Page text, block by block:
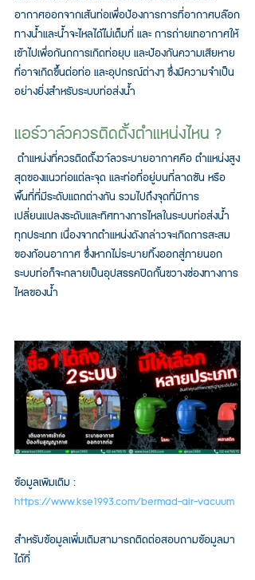
อากาศออกจากเส้นท่อเพื่อป้องการการที่อากาศบล๊อก
ทางน้ำและน้ำจะไหลได้ไม่เต็มที่ และ การถ่ายเทอากาศให้
เข้าไปเพื่อกันกการเกิดท่อยุบ และป้องกันความเสียหาย
ที่อาจเกิดขึ้นต่อท่อ และอุปกรณ์ต่างๆ ซึ่งมีความจำเป็น
อย่างยิ่งสำหรับระบบท่อส่งน้ำ
แอร์วาล์วควรติดตั้งตำแหน่งไหน ?
สุุดของแนวท่อแต่ละจุด และท่อที่อยู่บนที่ลาดชัน หรือ
พื้นที่ที่มีระดับแตกต่างกัน รวมไปถึงจุดที่มีการ
เปลี่ยนแปลงระดับและทิศทางการไหลในระบบท่อส่งน้ำ
ทุกประเภท เนื่องจากตำแหน่งดังกล่าวจะเกิดการสะสม
ของก้อนอากาศ ซึ่งหากไม่ระบายทิ้งออกสู่ภายนอก
ระบบท่อก็จะกลายเป็นอุปสรรคปิดกั้นขวางช่องทางการ
ไหลของน้ำ
ข้อมูลเพิมเติม :
https://www.kse1993.com/bermad-air-vacuum
สำหรับข้อมูลเพิ่มเติมสามารถติดต่อสอบถามข้อมูลมา
ได้ที่